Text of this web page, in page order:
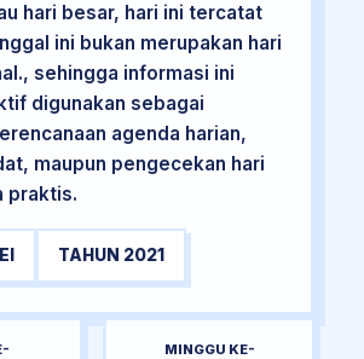
hari besar, hari ini tercatat
ini bukan merupakan hari
sehingga informasi ini
digunakan sebagai
agenda harian,
maupun pengecekan hari
praktis.
TAHUN 2021
MINGGU KE-